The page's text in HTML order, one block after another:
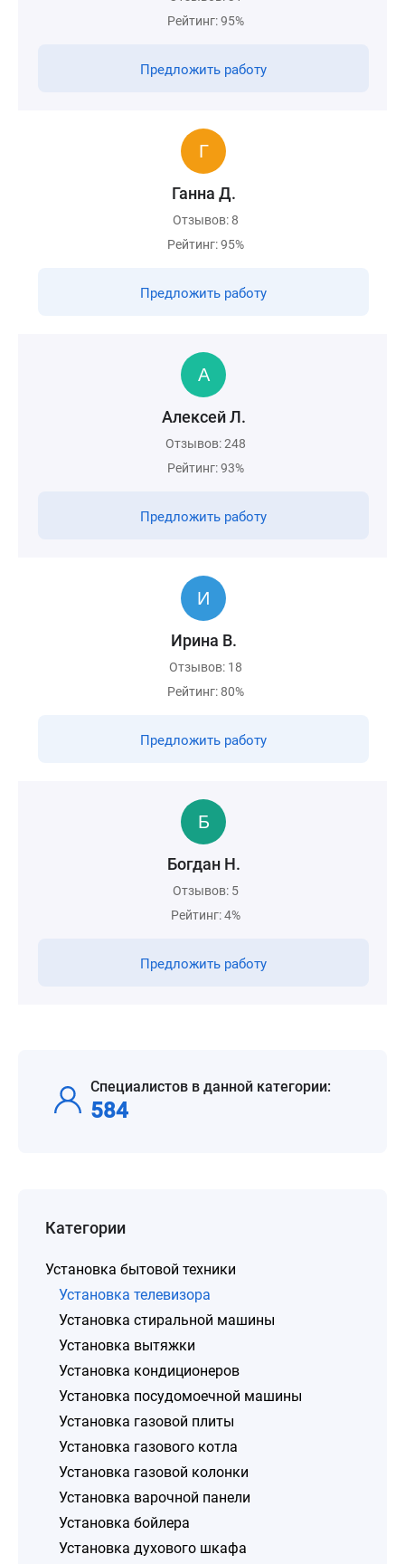
Рейтинг: 95%
Предложить работу
Ганна Д.
Отзывов: 8
Рейтинг: 95%
Предложить работу
Алексей Л.
Отзывов: 248
Рейтинг: 93%
Предложить работу
Ирина В.
Отзывов: 18
Рейтинг: 80%
Предложить работу
Богдан Н.
Отзывов: 5
Рейтинг: 4%
Предложить работу
Специалистов в данной категории:
584
Категории
Установка бытовой техники
Установка телевизора
Установка стиральной машины
Установка вытяжки
Установка кондиционеров
Установка посудомоечной машины
Установка газовой плиты
Установка газового котла
Установка газовой колонки
Установка варочной панели
Установка бойлера
Установка духового шкафа